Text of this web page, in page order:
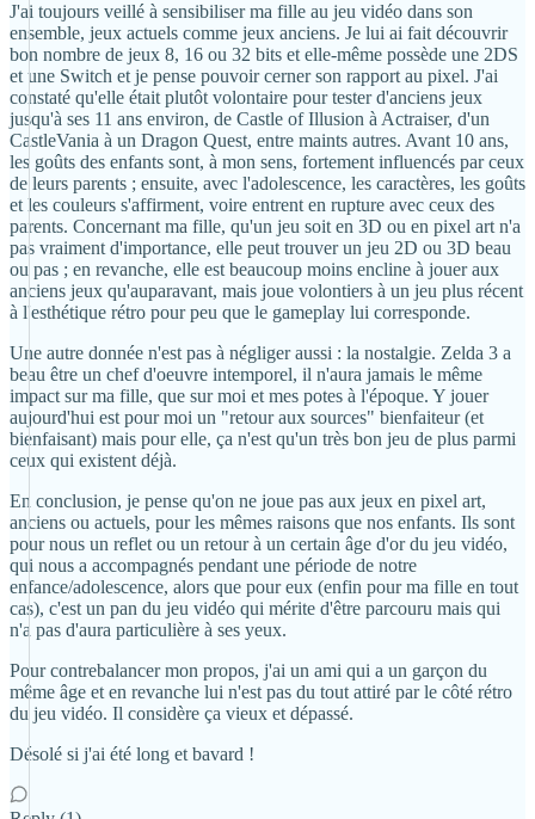
J'ai toujours veillé à sensibiliser ma fille au jeu vidéo dans son
ensemble, jeux actuels comme jeux anciens. Je lui ai fait découvrir
bon nombre de jeux 8, 16 ou 32 bits et elle-même possède une 2DS
et une Switch et je pense pouvoir cerner son rapport au pixel. J'ai
constaté qu'elle était plutôt volontaire pour tester d'anciens jeux
jusqu'à ses 11 ans environ, de Castle of Illusion à Actraiser, d'un
CastleVania à un Dragon Quest, entre maints autres. Avant 10 ans,
les goûts des enfants sont, à mon sens, fortement influencés par ceux
de leurs parents ; ensuite, avec l'adolescence, les caractères, les goûts
et les couleurs s'affirment, voire entrent en rupture avec ceux des
parents. Concernant ma fille, qu'un jeu soit en 3D ou en pixel art n'a
pas vraiment d'importance, elle peut trouver un jeu 2D ou 3D beau
ou pas ; en revanche, elle est beaucoup moins encline à jouer aux
anciens jeux qu'auparavant, mais joue volontiers à un jeu plus récent
à l'esthétique rétro pour peu que le gameplay lui corresponde.
Une autre donnée n'est pas à négliger aussi : la nostalgie. Zelda 3 a
beau être un chef d'oeuvre intemporel, il n'aura jamais le même
impact sur ma fille, que sur moi et mes potes à l'époque. Y jouer
aujourd'hui est pour moi un "retour aux sources" bienfaiteur (et
bienfaisant) mais pour elle, ça n'est qu'un très bon jeu de plus parmi
ceux qui existent déjà.
En conclusion, je pense qu'on ne joue pas aux jeux en pixel art,
anciens ou actuels, pour les mêmes raisons que nos enfants. Ils sont
pour nous un reflet ou un retour à un certain âge d'or du jeu vidéo,
qui nous a accompagnés pendant une période de notre
enfance/adolescence, alors que pour eux (enfin pour ma fille en tout
cas), c'est un pan du jeu vidéo qui mérite d'être parcouru mais qui
n'a pas d'aura particulière à ses yeux.
Pour contrebalancer mon propos, j'ai un ami qui a un garçon du
même âge et en revanche lui n'est pas du tout attiré par le côté rétro
du jeu vidéo. Il considère ça vieux et dépassé.
Désolé si j'ai été long et bavard !